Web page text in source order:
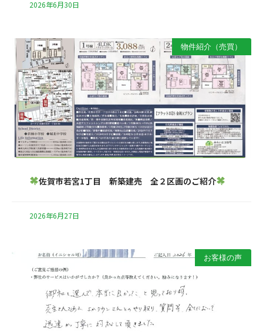
2026年6月30日
物件紹介（売買）
佐賀市若宮1丁目 新築建売 全２区画のご紹介
2026年6月27日
お客様の声